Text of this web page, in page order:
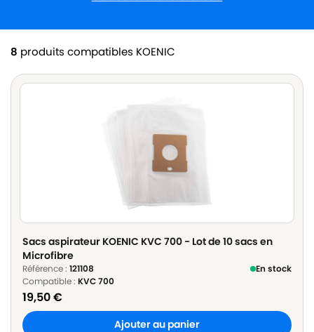
8 produits compatibles KOENIC
Sacs aspirateur KOENIC KVC 700 - Lot de 10 sacs en
Microfibre
Référence : 121108
En stock
Compatible : KVC 700
19,50€
Ajouter au panier